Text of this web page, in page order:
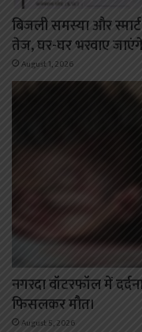
बिजली समस्या और
तेज, घर-घर भरवाए
August 1, 2026
नगरदा वॉटरफॉल में
फिसलकर मौत।
August 5, 2026